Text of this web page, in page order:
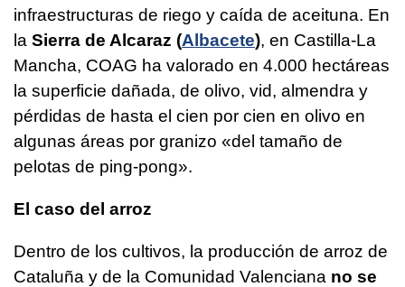
infraestructuras de riego y caída de aceituna. En
la Sierra de Alcaraz (Albacete), en Castilla-La
Mancha, COAG ha valorado en 4.000 hectáreas
la superficie dañada, de olivo, vid, almendra y
pérdidas de hasta el cien por cien en olivo en
algunas áreas por granizo «del tamaño de
pelotas de ping-pong».
El caso del arroz
Dentro de los cultivos, la producción de arroz de
Cataluña y de la Comunidad Valenciana no se